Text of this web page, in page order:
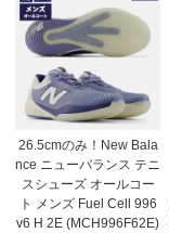
26.5cmのみ！New Bala
nce ニューバランス テニ
スシューズ オールコー
ト メンズ Fuel Cell 996
v6 H 2E (MCH996F62E)